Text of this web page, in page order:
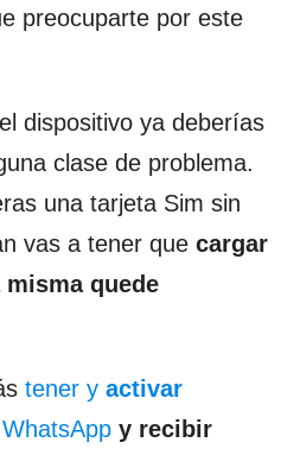
preocuparte por este
dispositivo ya deberías
clase de problema.
una tarjeta Sim sin
vas a tener que cargar
quede
tener y activar
y recibir